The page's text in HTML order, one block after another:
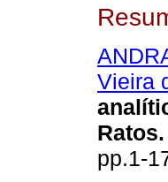
Vieira
Ratos.
pp.1-